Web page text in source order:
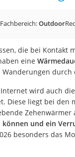
Eufab-
Trampolin
Aluminium-
Futterboot
E-Bike-Dreirad
Reisetasche
Fachbereich:Outdoor
die bei Kontakt
eine
durch
wird auch
Diese liegt bei den
können und ein
besonders das